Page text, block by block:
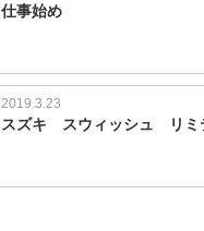
仕事始め
2019.3.23
スズキ スウィッシュ リミ